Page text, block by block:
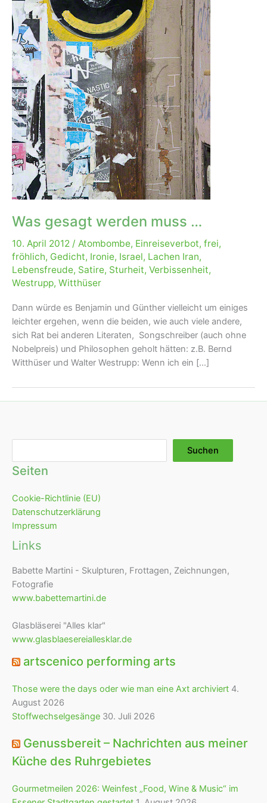
Was gesagt werden muss …
10. April 2012 / Atombombe, Einreiseverbot, frei,
fröhlich, Gedicht, Ironie, Israel, Lachen Iran,
Lebensfreude, Satire, Sturheit, Verbissenheit,
Westrupp, Witthüser
Dann würde es Benjamin und Günther vielleicht um einiges
leichter ergehen, wenn die beiden, wie auch viele andere,
sich Rat bei anderen Literaten, Songschreiber (auch ohne
Nobelpreis) und Philosophen geholt hätten: z.B. Bernd
Witthüser und Walter Westrupp: Wenn ich ein […]
Suchen
Seiten
Cookie-Richtlinie (EU)
Datenschutzerklärung
Impressum
Links
Babette Martini - Skulpturen, Frottagen, Zeichnungen,
Fotografie
www.babettemartini.de
Glasbläserei "Alles klar"
www.glasblaesereiallesklar.de
artscenico performing arts
Those were the days oder wie man eine Axt archiviert 4.
August 2026
Stoffwechselgesänge 30. Juli 2026
Genussbereit – Nachrichten aus meiner
Küche des Ruhrgebietes
Gourmetmeilen 2026: Weinfest „Food, Wine & Music“ im